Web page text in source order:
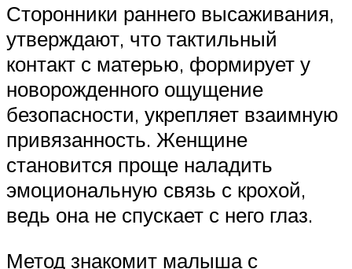
Сторонники раннего высаживания,
утверждают, что тактильный
контакт с матерью, формирует у
новорожденного ощущение
безопасности, укрепляет взаимную
привязанность. Женщине
становится проще наладить
эмоциональную связь с крохой,
ведь она не спускает с него глаз.
Метод знакомит малыша с